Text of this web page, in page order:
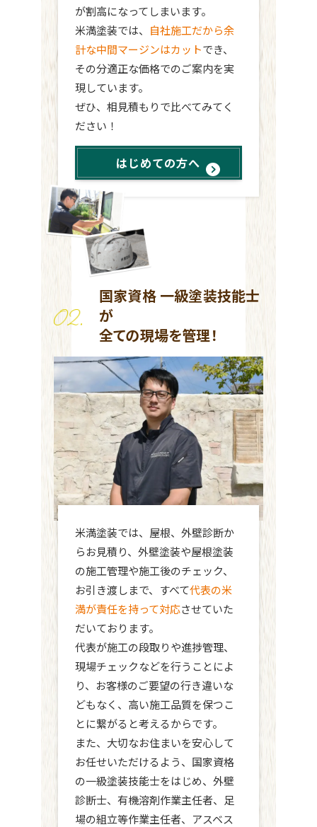
が割高になってしまいます。
米満塗装では、 自社施工だから余
計な中間マージンはカットでき、
その分適正な価格でのご案内を実
現しています。
ぜひ、相見積もりで比べてみてく
ださい！
はじめての方へ
国家資格 一級塗装技能士
が
全ての現場を管理！
米満塗装では、屋根、外壁診断か
らお見積り、外壁塗装や屋根塗装
の施工管理や施工後のチェック、
お引き渡しまで、すべて代表の米
満が責任を持って対応させていた
だいております。
代表が施工の段取りや進捗管理、
現場チェックなどを行うことによ
り、お客様のご要望の行き違いな
どもなく、高い施工品質を保つこ
とに繋がると考えるからです。
また、大切なお住まいを安心して
お任せいただけるよう、国家資格
の一級塗装技能士をはじめ、外壁
診断士、有機溶剤作業主任者、足
場の組立等作業主任者、アスベス